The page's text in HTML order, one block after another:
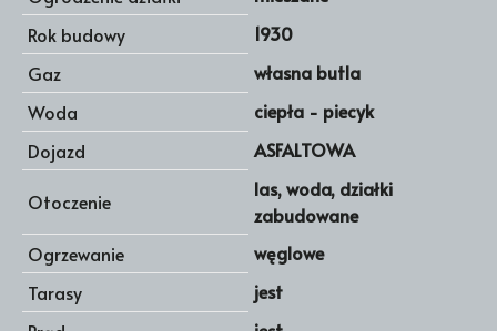
Rok budowy
1930
Gaz
własna butla
Woda
ciepła - piecyk
Dojazd
ASFALTOWA
Otoczenie
las, woda, działki
zabudowane
Ogrzewanie
węglowe
Tarasy
jest